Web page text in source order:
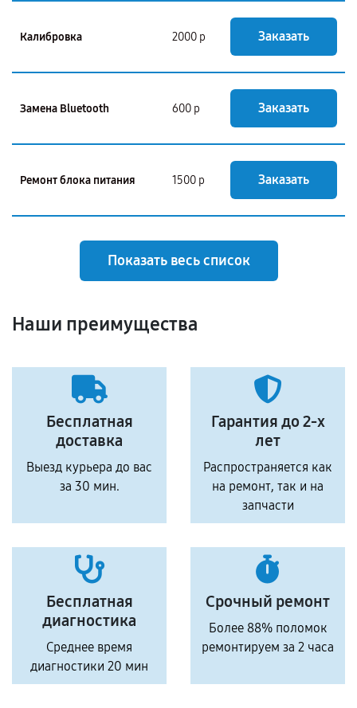
Калибровка 2000 р Заказать
Замена Bluetooth 600 р Заказать
Ремонт блока питания 1500 р Заказать
Показать весь список
Наши преимущества
Бесплатная
доставка
Выезд курьера до вас
за 30 мин.
Гарантия до 2-х
лет
Распространяется как
на ремонт, так и на
запчасти
Бесплатная
диагностика
Среднее время
диагностики 20 мин
Срочный ремонт
Более 88% поломок
ремонтируем за 2 часа